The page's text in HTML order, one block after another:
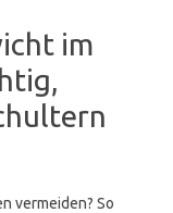
im
vermeiden? So